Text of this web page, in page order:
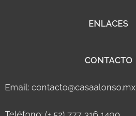
ENLACES
CONTACTO
Email: contacto@casaalonso.mx